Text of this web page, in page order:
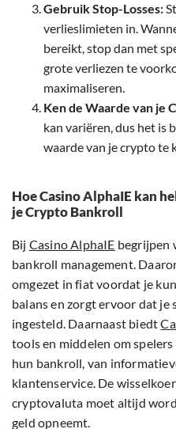
Gebruik Stop-Losses:
verlieslimieten in.
bereikt, stop dan met
grote verliezen te
maximaliseren.
Ken de Waarde van je
kan variëren, dus het is
waarde van je crypto te
Hoe Casino AlphaIE kan
je Crypto Bankroll
Bij Casino AlphaIE begrijpen
bankroll management.
omgezet in fiat voordat je
balans en zorgt ervoor dat
ingesteld. Daarnaast biedt
tools en middelen om
hun bankroll, van
klantenservice. De
cryptovaluta moet altijd
geld opneemt.